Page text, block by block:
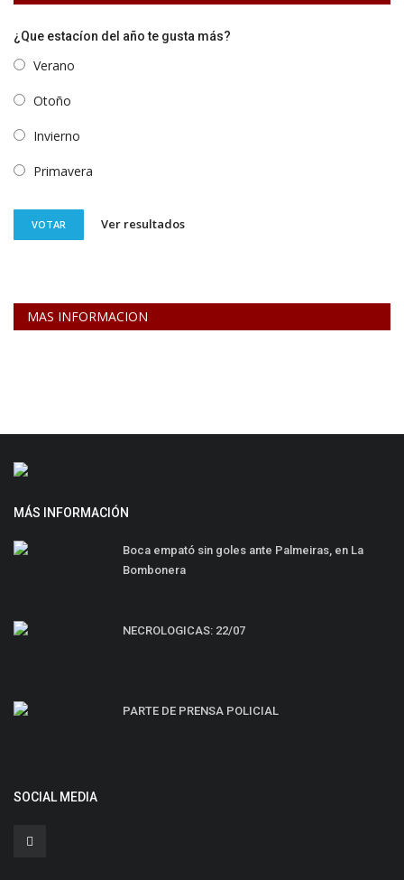
¿Que estacíon del año te gusta más?
Verano
Otoño
Invierno
Primavera
VOTAR Ver resultados
MAS INFORMACION
MÁS INFORMACIÓN
Boca empató sin goles ante Palmeiras, en La
Bombonera
NECROLOGICAS: 22/07
PARTE DE PRENSA POLICIAL
SOCIAL MEDIA